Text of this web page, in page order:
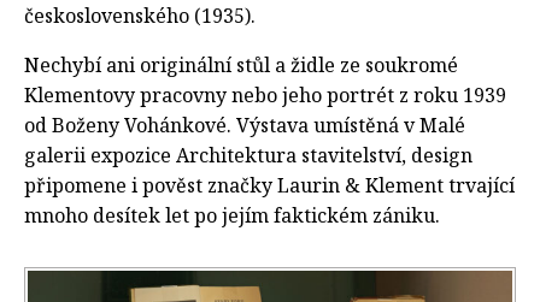
československého (1935).
Nechybí ani originální stůl a židle ze soukromé
Klementovy pracovny nebo jeho portrét z roku 1939
od Boženy Vohánkové. Výstava umístěná v Malé
galerii expozice Architektura stavitelství, design
připomene i pověst značky Laurin & Klement trvající
mnoho desítek let po jejím faktickém zániku.